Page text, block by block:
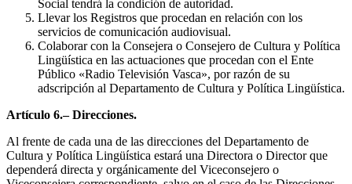
Social tendrá la condición de autoridad.
Llevar los Registros que procedan en relación con los
servicios de comunicación audiovisual.
Colaborar con la Consejera o Consejero de Cultura y Política
Lingüística en las actuaciones que procedan con el Ente
Público «Radio Televisión Vasca», por razón de su
adscripción al Departamento de Cultura y Política Lingüística.
Artículo 6.– Direcciones.
Al frente de cada una de las direcciones del Departamento de
Cultura y Política Lingüística estará una Directora o Director que
dependerá directa y orgánicamente del Viceconsejero o